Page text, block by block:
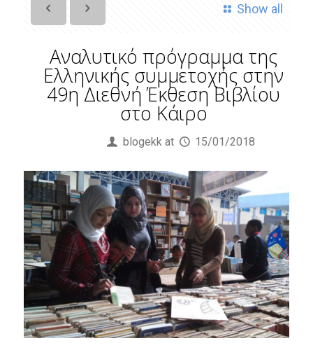
Show all
Αναλυτικό πρόγραμμα της
Ελληνικής συμμετοχής στην
49η Διεθνή Έκθεση Βιβλίου
στο Κάιρο
blogekk at 15/01/2018